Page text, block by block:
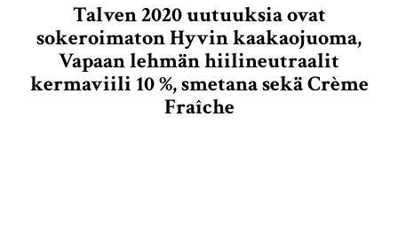
Talven 2020 uutuuksia ovat
sokeroimaton Hyvin kaakaojuoma,
Vapaan lehmän hiilineutraalit
kermaviili 10 %, smetana sekä Crème
Fraîche